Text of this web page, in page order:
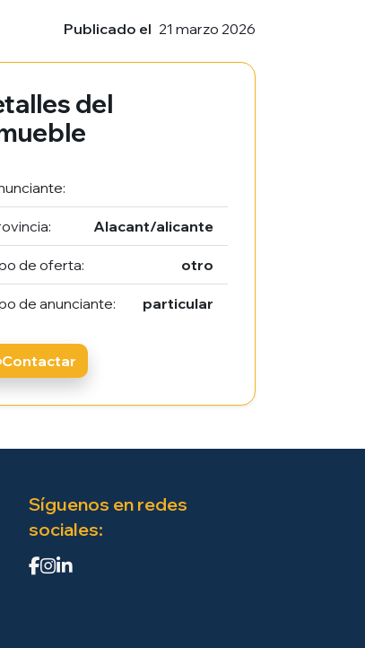
Publicado el 21 marzo 2026
del
Alacant/alicante
de oferta: otro
de anunciante: particular
Contactar
Síguenos en redes
sociales: